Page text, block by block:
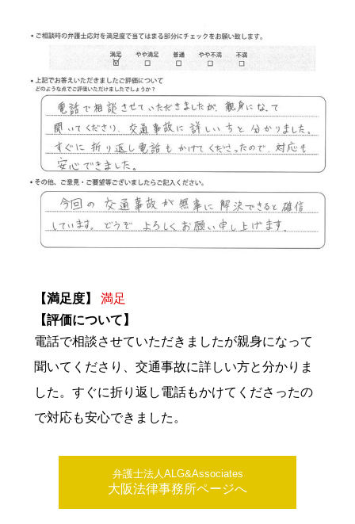
【満足度】
満足
【評価について】
電話で相談させていただきましたが親身になって
聞いてくださり、交通事故に詳しい方と分かりま
した。すぐに折り返し電話もかけてくださったの
で対応も安心できました。
弁護士法人ALG&Associates
大阪法律事務所ページへ